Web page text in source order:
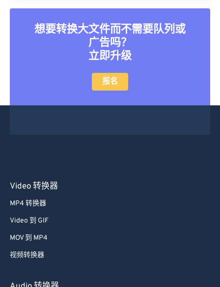
想要转换大文件而不需要队列或
广告吗？
立即升级
报名
Video 转换器
MP4 转换器
Video 到 GIF
MOV 到 MP4
视频转换器